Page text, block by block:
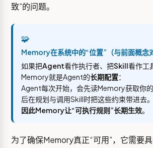
致”的问题。
🧩
Memory在系统中的“位置”（与前面概念
如果把Agent看作执行者、把Skill看作工
Memory就是Agent的长期配置：
Agent每次开始，会先读Memory获取你
后在规划与调用Skill时把这些约束带进去。
因此Memory让“可执行规则”长期生效。
为了确保Memory真正“可用”，它需要